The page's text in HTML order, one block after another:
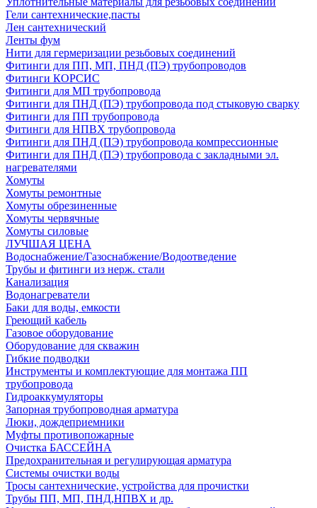
Гели сантехнические,пасты
Лен сантехнический
Ленты фум
Нити для гермеризации резьбовых соединений
Фитинги для ПП, МП, ПНД (ПЭ) трубопроводов
Фитинги КОРСИС
Фитинги для МП трубопровода
Фитинги для ПНД (ПЭ) трубопровода под стыковую сварку
Фитинги для ПП трубопровода
Фитинги для НПВХ трубопровода
Фитинги для ПНД (ПЭ) трубопровода компрессионные
Фитинги для ПНД (ПЭ) трубопровода с закладными эл.
нагревателями
Хомуты
Хомуты ремонтные
Хомуты обрезиненные
Хомуты червячные
Хомуты силовые
ЛУЧШАЯ ЦЕНА
Водоснабжение/Газоснабжение/Водоотведение
Трубы и фитинги из нерж. стали
Канализация
Водонагреватели
Баки для воды, емкости
Греющий кабель
Газовое оборудование
Оборудование для скважин
Гибкие подводки
Инструменты и комплектующие для монтажа ПП
трубопровода
Гидроаккумуляторы
Запорная трубопроводная арматура
Люки, дождеприемники
Муфты противопожарные
Очистка БАССЕЙНА
Предохранительная и регулирующая арматура
Системы очистки воды
Тросы сантехнические, устройства для прочистки
Трубы ПП, МП, ПНД,НПВХ и др.